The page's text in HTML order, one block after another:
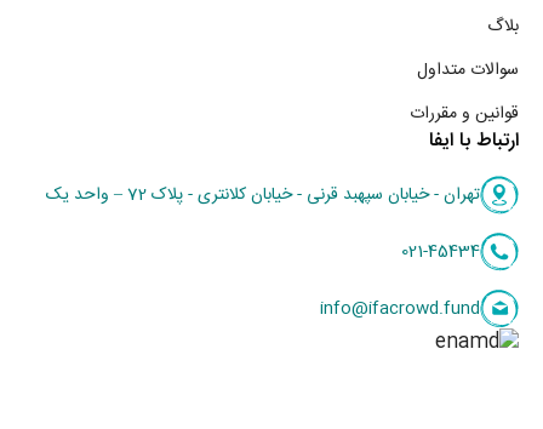
بلاگ
سوالات متداول
قوانین و مقررات
ارتباط با ایفا
تهران - خیابان سپهبد قرنی - خیابان کلانتری - پلاک 72 – واحد یک
021-45434
info@ifacrowd.fund